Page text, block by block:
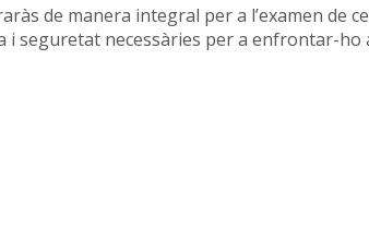
de manera integral per a l’examen de
i seguretat necessàries per a enfrontar-ho